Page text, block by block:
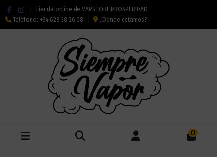
Tienda online de VAPSTORE PROSPERIDAD
Teléfono: +34 628 28 26 08 ¿Dónde estamos?
0